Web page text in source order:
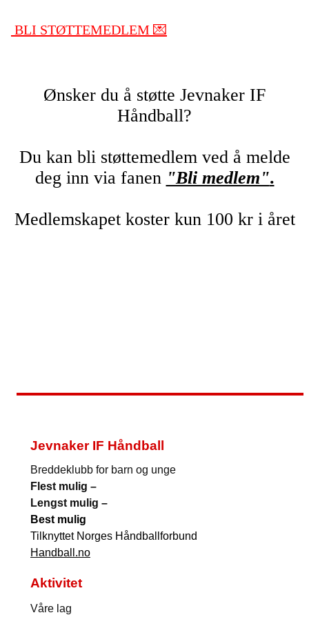
BLI STØTTEMEDLEM 💌
Ønsker du å støtte Jevnaker IF
Håndball?
Du kan bli støttemedlem ved å melde
deg inn via fanen "Bli medlem".
Medlemskapet koster kun 100 kr i året
Jevnaker IF Håndball
Breddeklubb for barn og unge
Flest mulig –
Lengst mulig –
Best mulig
Tilknyttet Norges Håndballforbund
Handball.no
Aktivitet
Våre lag